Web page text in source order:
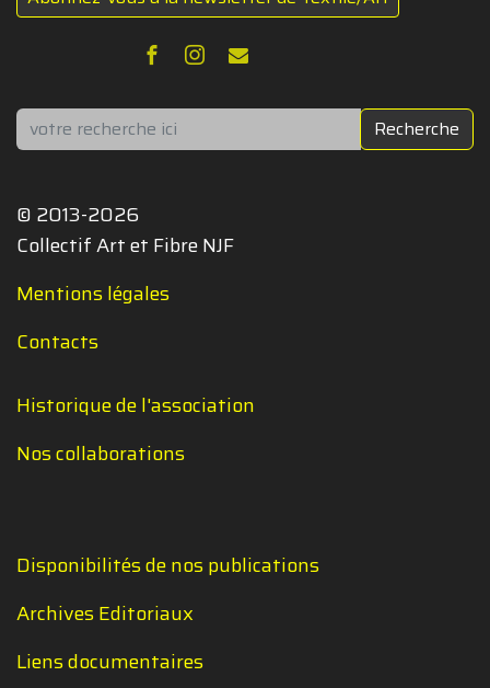
Rechercher Recherche
© 2013-2026
Collectif Art et Fibre NJF
Mentions légales
Contacts
Historique de l'association
Nos collaborations
Disponibilités de nos publications
Archives Editoriaux
Liens documentaires